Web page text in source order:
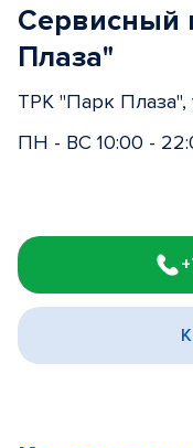
Сервисный
Плаза"
ТРК "Парк Плаза",
ПН - ВС 10:00 -
1
of
3